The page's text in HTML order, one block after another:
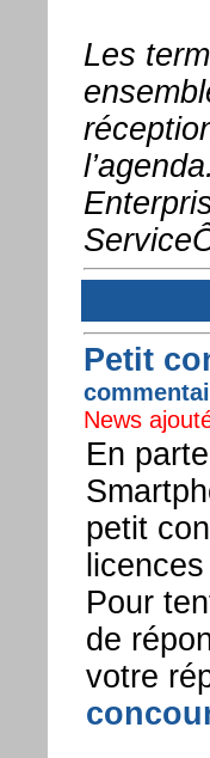
Les
Petit
News
En
petit
Pour
de
votre